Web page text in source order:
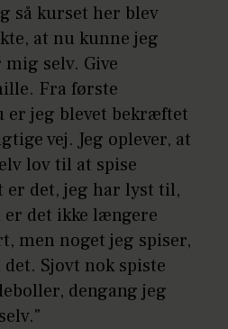
så kurset her blev
at nu kunne jeg
selv. Give
Fra første
er jeg blevet bekræftet
vej. Jeg oplever, at
lov til at spise
er det, jeg har lyst til,
er det ikke længere
men noget jeg spiser,
Sjovt nok spiste
dengang jeg